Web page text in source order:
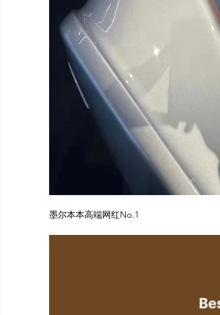
墨尔本本高端网红No.1